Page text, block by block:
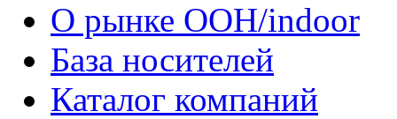
О рынке OOH/indoor
База носителей
Каталог компаний